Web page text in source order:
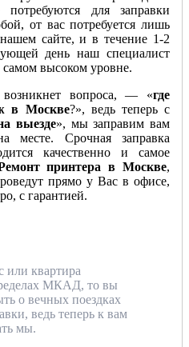
потребуются для заправки
от вас потребуется лишь
сайте, и в течение 1-2
день наш специалист
высоком уровне.
вопроса, — «где
в Москве?», ведь теперь с
выезде», мы заправим вам
месте. Срочная заправка
качественно и самое
принтера в Москве,
прямо у Вас в офисе,
с гарантией.
или квартира
МКАД, то вы
о вечных поездках
ведь теперь к вам
мы.